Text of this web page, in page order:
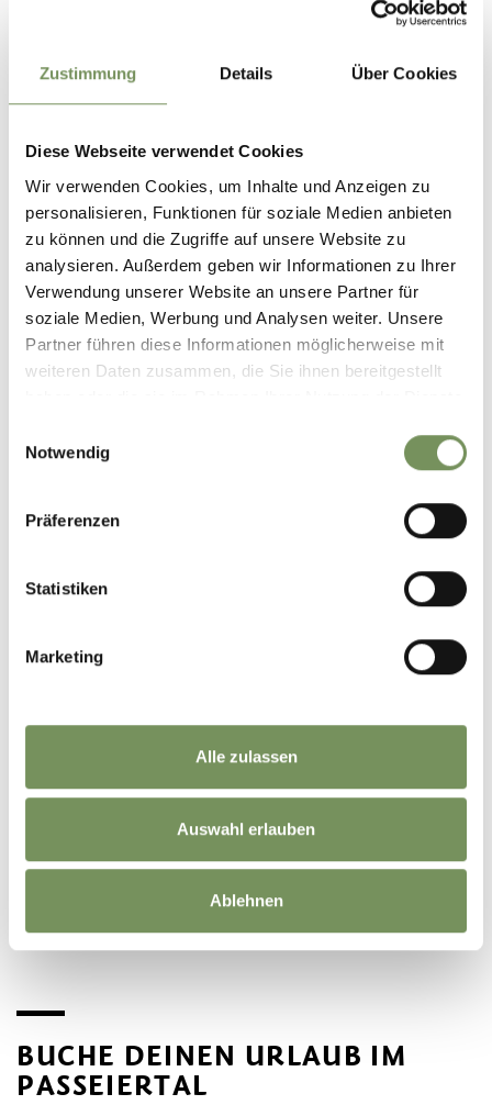
Zustimmung Details Über Cookies
Diese Webseite verwendet Cookies
Wir verwenden Cookies, um Inhalte und Anzeigen zu
personalisieren, Funktionen für soziale Medien anbieten
zu können und die Zugriffe auf unsere Website zu
analysieren. Außerdem geben wir Informationen zu Ihrer
Verwendung unserer Website an unsere Partner für
soziale Medien, Werbung und Analysen weiter. Unsere
Partner führen diese Informationen möglicherweise mit
weiteren Daten zusammen, die Sie ihnen bereitgestellt
Notwendig
Präferenzen
Statistiken
Marketing
Alle zulassen
Auswahl erlauben
Ablehnen
KLETTERN IM
PASSEIERTAL
SCHNEESCHUHWANDERN
SKIFAHREN IM
BUCHE DEINEN URLAUB IM
PASSEIERTAL